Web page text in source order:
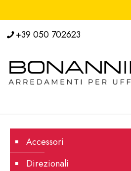
+39 050 702623
Accessori
Direzionali